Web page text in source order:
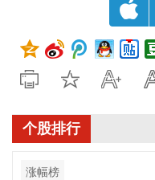
个股排行
涨幅榜